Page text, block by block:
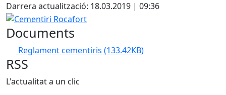
Darrera actualització: 18.03.2019 | 09:36
Cementiri Rocafort
Documents
Reglament cementiris (133.42KB)
RSS
L'actualitat a un clic